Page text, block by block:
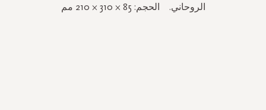
الروحاني. الحجم: 85 × 310 × 210 مم